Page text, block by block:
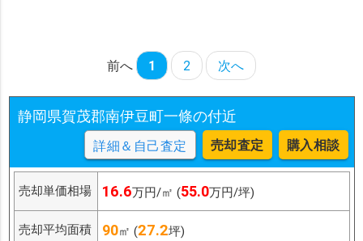
前へ 1 2 次へ
静岡県賀茂郡南伊豆町一條の付近
詳細＆自己査定 売却査定 購入相談
売却単価相場 16.6万円/㎡ (55.0万円/坪)
売却平均面積 90㎡ (27.2坪)